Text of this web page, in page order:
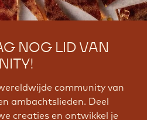
NOG LID VAN
community van
ambachtslieden. Deel
creaties en ontwikkel je